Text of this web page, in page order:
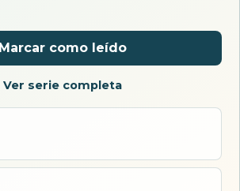
Marcar como leído
Ver serie completa